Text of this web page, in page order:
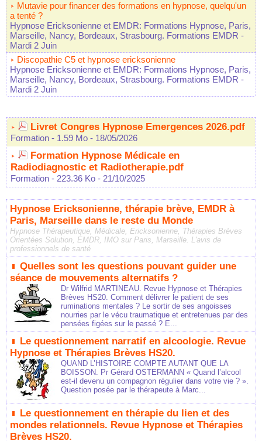
Mutavie pour financer des formations en hypnose, quelqu'un
a tenté ?
Hypnose Ericksonienne et EMDR: Formations Hypnose, Paris,
Marseille, Nancy, Bordeaux, Strasbourg. Formations EMDR -
Mardi 2 Juin
Discopathie C5 et hypnose ericksonienne
Hypnose Ericksonienne et EMDR: Formations Hypnose, Paris,
Marseille, Nancy, Bordeaux, Strasbourg. Formations EMDR -
Mardi 2 Juin
Livret Congres Hypnose Emergences 2026.pdf
Formation - 1.59 Mo - 18/05/2026
Formation Hypnose Médicale en
Radiodiagnostic et Radiotherapie.pdf
Formation - 223.36 Ko - 21/10/2025
Hypnose Ericksonienne, thérapie brève, EMDR à
Paris, Marseille dans le reste du Monde
Hypnose Thérapeutique, Médicale, Ericksonienne, Thérapies Brèves
Orientées Solution, EMDR, IMO sur Paris, Marseille. L'avis de
professionnels de santé
Quelles sont les questions pouvant guider une
séance de mouvements alternatifs ?
Dr Wilfrid MARTINEAU. Revue Hypnose et Thérapies
Brèves HS20. Comment délivrer le patient de ses
ruminations mentales ? Le sortir de ses angoisses
nourries par le vécu traumatique et entretenues par des
pensées figées sur le passé ? E...
Le questionnement narratif en alcoologie. Revue
Hypnose et Thérapies Brèves HS20.
QUAND L’HISTOIRE COMPTE AUTANT QUE LA
BOISSON. Pr Gérard OSTERMANN « Quand l’alcool
est-il devenu un compagnon régulier dans votre vie ? ».
Question posée par le thérapeute à Marc...
Le questionnement en thérapie du lien et des
mondes relationnels. Revue Hypnose et Thérapies
Brèves HS20.